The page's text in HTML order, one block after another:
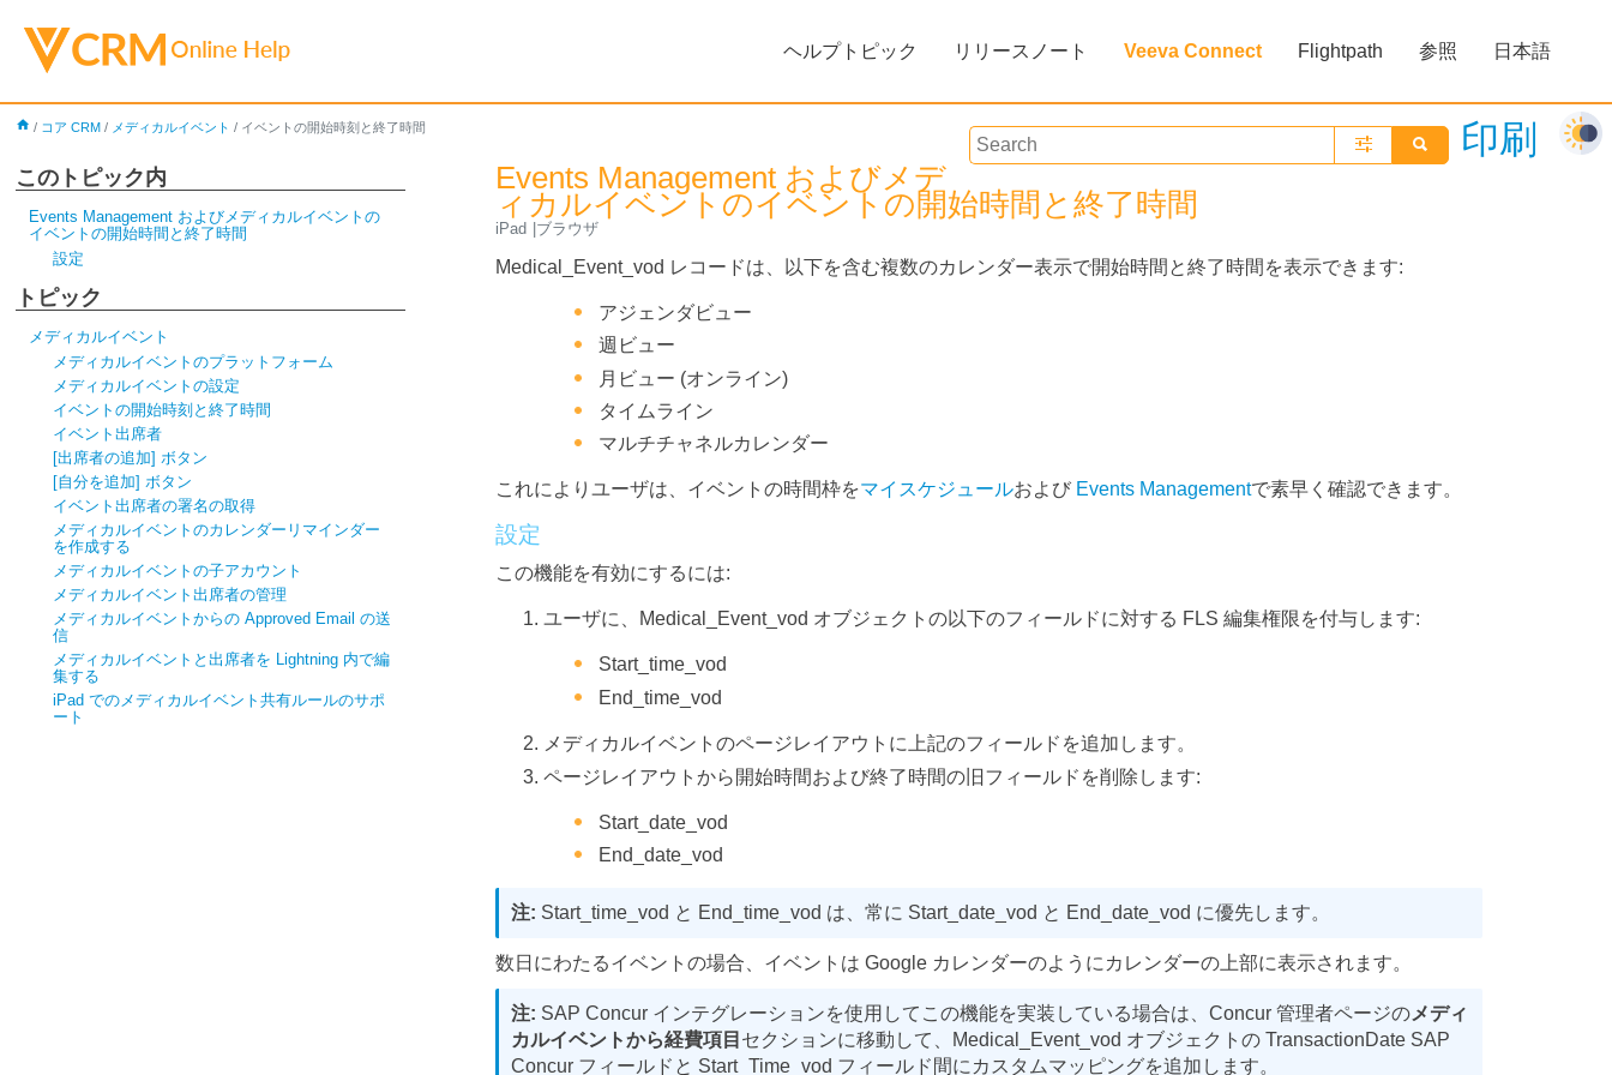
ヘルプトピック
リリースノート Veeva Connect Flightpath 参照 日本語
印刷
home / コア CRM / メディカルイベント / イベントの開始時刻と終了時間
このトピック内
Events Management およびメディカルイベントの
イベントの開始時間と終了時間
設定
トピック
メディカルイベント
メディカルイベントのプラットフォーム
メディカルイベントの設定
イベントの開始時刻と終了時間
イベント出席者
[出席者の追加] ボタン
[自分を追加] ボタン
イベント出席者の署名の取得
メディカルイベントのカレンダーリマインダー
を作成する
メディカルイベントの子アカウント
メディカルイベント出席者の管理
メディカルイベントからの Approved Email の送
信
メディカルイベントと出席者を Lightning 内で編
集する
iPad でのメディカルイベント共有ルールのサポ
ート
Events Management およびメデ
ィカルイベントのイベントの開始時間と終了時間
iPad ブラウザ
Medical_Event_vod レコードは、以下を含む複数のカレンダー表示で開始時間と終了時間を表示できます:
アジェンダビュー
週ビュー
月ビュー (オンライン)
タイムライン
マルチチャネルカレンダー
これによりユーザは、イベントの時間枠をマイスケジュールおよび Events Managementで素早く確認できます。
設定
この機能を有効にするには:
ユーザに、Medical_Event_vod オブジェクトの以下のフィールドに対する FLS 編集権限を付与します:
Start_time_vod
End_time_vod
メディカルイベントのページレイアウトに上記のフィールドを追加します。
ページレイアウトから開始時間および終了時間の旧フィールドを削除します:
Start_date_vod
End_date_vod
Start_time_vod と End_time_vod は、常に Start_date_vod と End_date_vod に優先します。
数日にわたるイベントの場合、イベントは Google カレンダーのようにカレンダーの上部に表示されます。
SAP Concur インテグレーションを使用してこの機能を実装している場合は、Concur 管理者ページのメディ
カルイベントから経費項目 セクションに移動して、Medical_Event_vod オブジェクトの TransactionDate SAP
Concur フィールドと Start_Time_vod フィールド間にカスタムマッピングを追加します。
フィードバック